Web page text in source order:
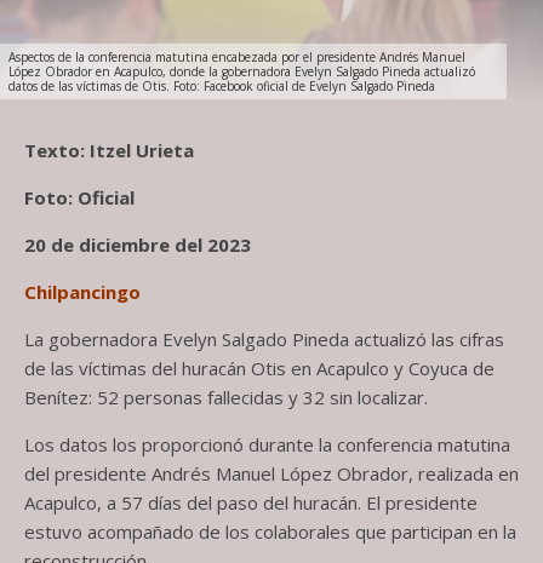
Aspectos de la conferencia matutina encabezada por el presidente Andrés Manuel
López Obrador en Acapulco, donde la gobernadora Evelyn Salgado Pineda actualizó
datos de las víctimas de Otis. Foto: Facebook oficial de Evelyn Salgado Pineda
Texto: Itzel Urieta
Foto: Oficial
20 de diciembre del 2023
Chilpancingo
La gobernadora Evelyn Salgado Pineda actualizó las cifras
de las víctimas del huracán Otis en Acapulco y Coyuca de
Benítez: 52 personas fallecidas y 32 sin localizar.
Los datos los proporcionó durante la conferencia matutina
del presidente Andrés Manuel López Obrador, realizada en
Acapulco, a 57 días del paso del huracán. El presidente
estuvo acompañado de los colaborales que participan en la